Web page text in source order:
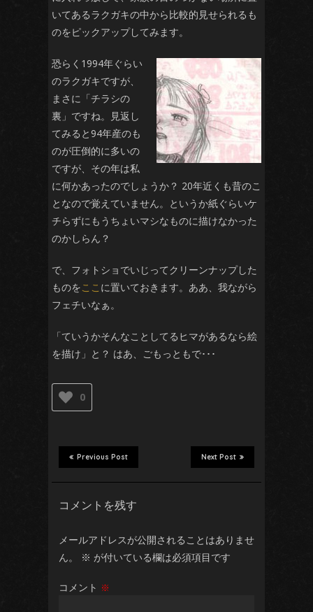
いてあるラクガキの中から比較的見せられるも
のをピックアップしてみます。
恐らく1994年ぐらい
のラクガキですが、
まさに「チラシの
裏」ですね。見返し
てみると94年産のも
のが圧倒的に多いの
ですが、その年は私
に何かあったのでしょうか？ 20年近くも昔のこ
となので覚えていません。というか紙ぐらいケ
チらずにもうちょいマシなものに描けなかった
のかしらん？
で、フォトショでいじってクリーンナップした
ものをここ に置いておきます。ああ、我ながら
フェチいなぁ。
「ていうかそんなことしてるヒマがあるなら絵
を描け」と？ はあ、ごもっともで･･･
0
Next Post
Previous Post
コメントを残す
メールアドレスが公開されることはありませ
ん。
※ が付いている欄は必須項目です
コメント ※